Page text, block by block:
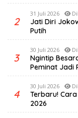
2
31 Juli 2026
Jati Diri
Putih
3
30 Juli 2026
Ngintip
Peminat Jadi
4
30 Juli 2026
Terbaru! Cara
2026